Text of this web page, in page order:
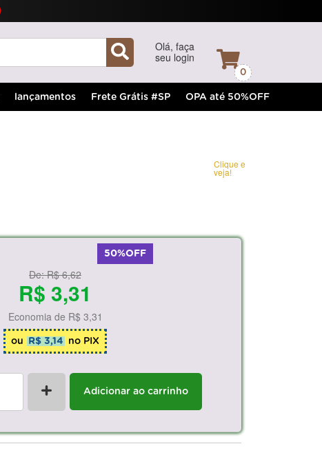
Olá, faça
seu login
0
lançamentos Frete Grátis #SP OPA até 50%OFF
Clique e
veja!
50%OFF
De:R$ 6,62
R$ 3,31
Economia de R$ 3,31
ou R$ 3,14 no PIX
+ Adicionar ao carrinho